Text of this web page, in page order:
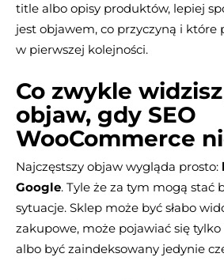
title albo opisy produktów, lepiej
jest objawem, co przyczyną i które
w pierwszej kolejności.
Co zwykle
objaw, gdy SEO
WooCommerce
Najczęstszy objaw wygląda prosto:
Google. Tyle że za tym mogą stać
sytuacje. Sklep może być słabo
zakupowe, może pojawiać się
albo być zaindeksowany jedynie